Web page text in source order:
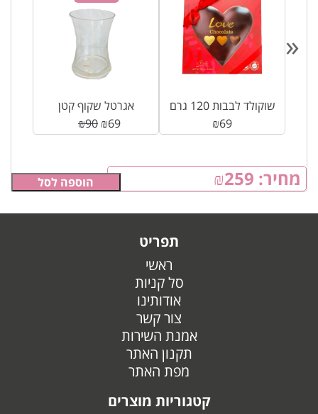
מחיר: ₪259 הוספה לסל
אגרטל שקוף קטן
₪90 ₪69
שוקולד לבבות 120 גרם
₪69
«
תפריט
ראשי
סל קניות
אודותינו
צור קשר
אמנת השירות
תקנון האתר
מפת האתר
קטגוריות מוצרים